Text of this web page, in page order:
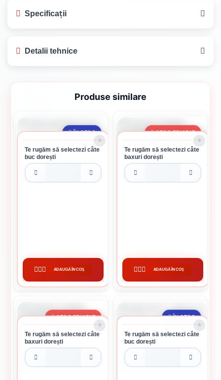
produs.
Specificații
Detalii tehnice
Detalii disponibile în curând
În pregătire
Produse similare
ÎN STOC
CUMPĂRĂ
Te rugăm să selectezi câte
buc dorești
ADAUGĂ ÎN COȘ
STOC EPUIZAT
CUMPĂRĂ
Te rugăm să selectezi câte
baxuri dorești
ADAUGĂ ÎN COȘ
STOC EPUIZAT
Te rugăm să selectezi câte
baxuri dorești
ÎN STOC
Te rugăm să selectezi câte
buc dorești